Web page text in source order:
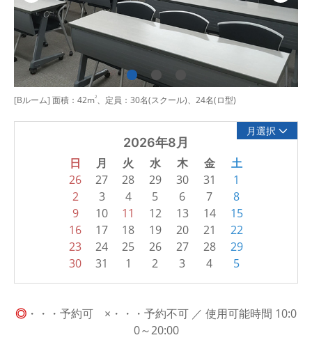
[Bルーム] 面積：42m2、定員：30名(スクール)、24名(ロ型)
月選択
2026年8月
日 月 火 水 木 金 土
26 27 28 29 30 31
1
2
3 4 5 6 7
8
9
10 11 12 13 14
15
16
17 18 19 20 21
22
23
24 25 26 27 28
29
30
31 1 2 3 4 5
◎ ・・・予約可 ×・・・予約不可 ／ 使用可能時間 10:0
0～20:00